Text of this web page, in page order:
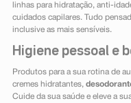
linhas para hidratação, anti-
cuidados capilares. Tudo
inclusive as mais sensíveis.
Higiene pessoal e
Produtos para a sua rotina de
cremes hidratantes,
Cuide da sua saúde e eleve a